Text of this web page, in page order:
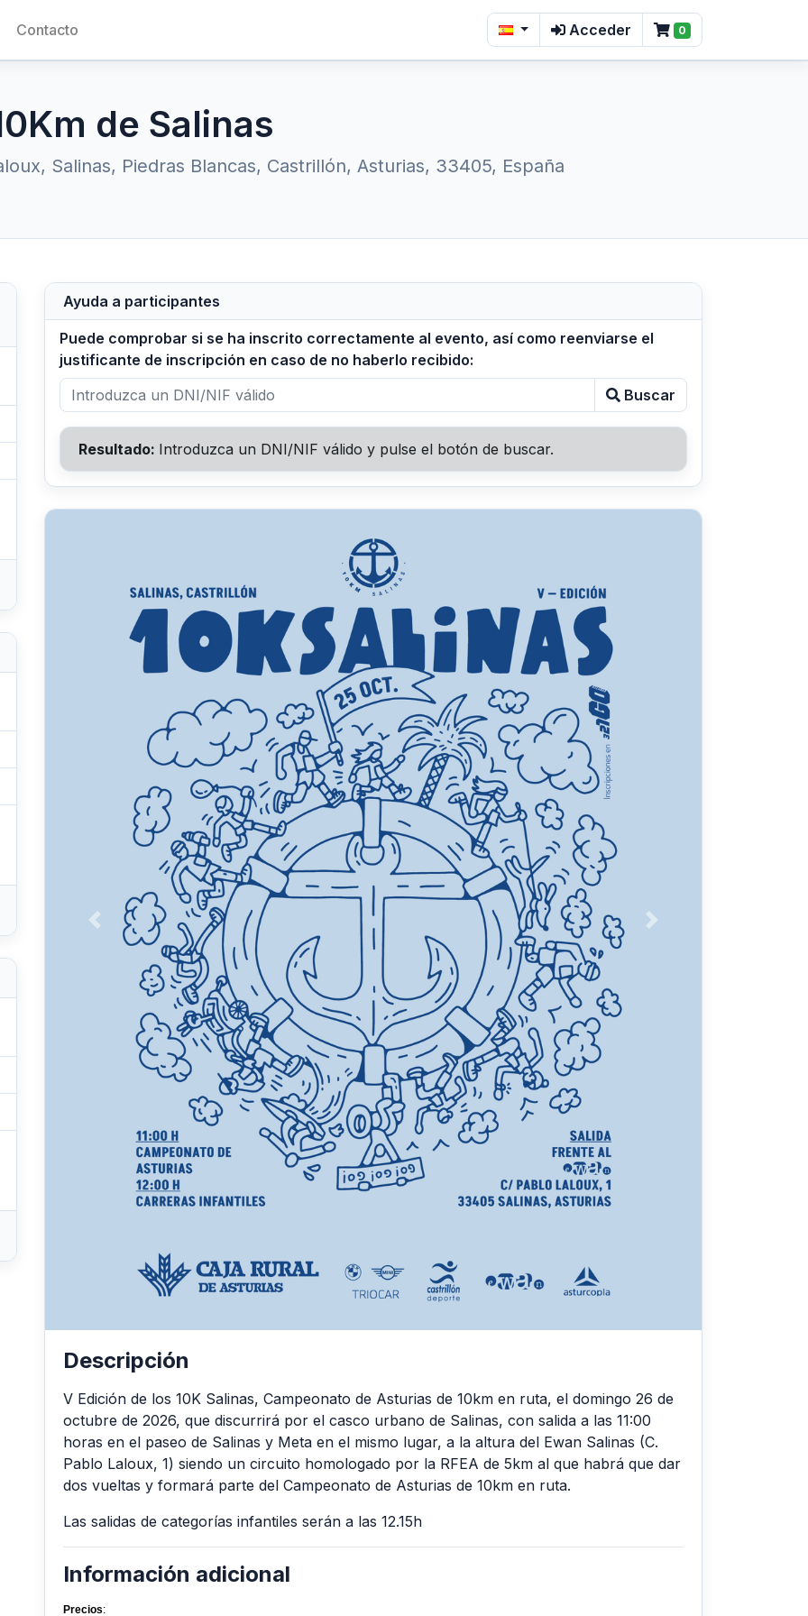
Contacto Acceder 0
de Salinas
Salinas, Piedras Blancas, Castrillón, Asturias, 33405, España
Ayuda a participantes
Puede comprobar si se ha inscrito correctamente al evento, así como reenviarse el
justificante de inscripción en caso de no haberlo recibido:
Buscar
Resultado: Introduzca un DNI/NIF válido y pulse el botón de buscar.
Anterior Siguiente
Descripción
V Edición de los 10K Salinas, Campeonato de Asturias de 10km en ruta, el domingo 26 de
octubre de 2026, que discurrirá por el casco urbano de Salinas, con salida a las 11:00
horas en el paseo de Salinas y Meta en el mismo lugar, a la altura del Ewan Salinas (C.
Pablo Laloux, 1) siendo un circuito homologado por la RFEA de 5km al que habrá que dar
dos vueltas y formará parte del Campeonato de Asturias de 10km en ruta.
Las salidas de categorías infantiles serán a las 12.15h
Información adicional
Precios: